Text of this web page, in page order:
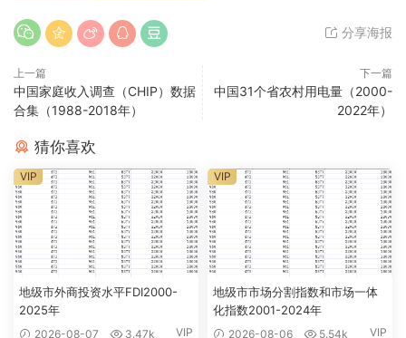
分享海报
上一篇
中国家庭收入调查（CHIP）数据
合集（1988-2018年）
下一篇
中国31个省农村用电量（2000-
2022年）
猜你喜欢
地级市外商投资水平FDI2000-
2025年
2026-08-07 3.47k VIP
VIP
地级市市场分割指数和市场一体
化指数2001-2024年
2026-08-06 5.54k VIP
VIP